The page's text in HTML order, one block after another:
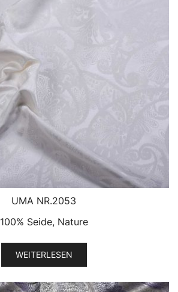
UMA NR.2053
100% Seide, Nature
WEITERLESEN